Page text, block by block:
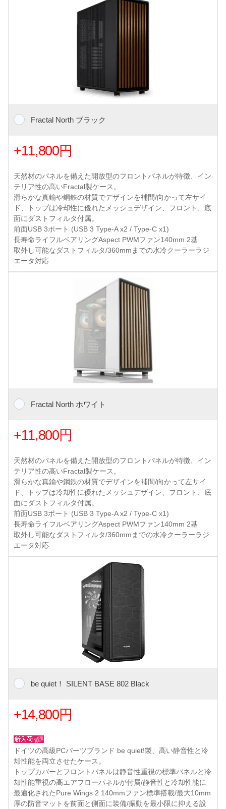
Fractal North ブラック
+11,800円
天然材のパネルを備えた開放型のフロントパネルが特徴、イン
テリア性の高いFractal製ケース。
滑らかな真鍮や鋼鉄の材質でデザインを補間/向かって左サイ
ド、トップは冷却性に優れたメッシュデザイン、フロント、底
面にダストフィルタ付属。
前面USB 3ポート (USB 3 Type-A x2 / Type-C x1)
長寿命ライフルベアリングAspect PWMファン140mm 2基
取外し可能なダストフィルタ/360mmまでの水冷クーラーラジ
エータ対応
Fractal North ホワイト
+11,800円
天然材のパネルを備えた開放型のフロントパネルが特徴、イン
テリア性の高いFractal製ケース。
滑らかな真鍮や鋼鉄の材質でデザインを補間/向かって左サイ
ド、トップは冷却性に優れたメッシュデザイン、フロント、底
面にダストフィルタ付属。
前面USB 3ポート (USB 3 Type-A x2 / Type-C x1)
長寿命ライフルベアリングAspect PWMファン140mm 2基
取外し可能なダストフィルタ/360mmまでの水冷クーラーラジ
エータ対応
be quiet！ SILENT BASE 802 Black
+14,800円
ドイツの高級PCパーツブランド be quiet!製、高い静音性と冷
却性能を両立させたケース。
トップカバーとフロントパネルは静音性重視の標準パネルと冷
却性能重視の高エアフローパネルが付属/静音性と冷却性能に
最適化されたPure Wings 2 140mmファン標準搭載/最大10mm
厚の防音マットを前面と側面に装備/振動を最小限に抑える設